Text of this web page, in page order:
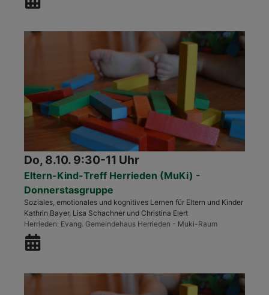
Do, 8.10. 9:30-11 Uhr
Eltern-Kind-Treff Herrieden (MuKi) -
Donnerstasgruppe
Soziales, emotionales und kognitives Lernen für Eltern und Kinder
Kathrin Bayer, Lisa Schachner und Christina Elert
Herrieden Evang. Gemeindehaus Herrieden - Muki-Raum